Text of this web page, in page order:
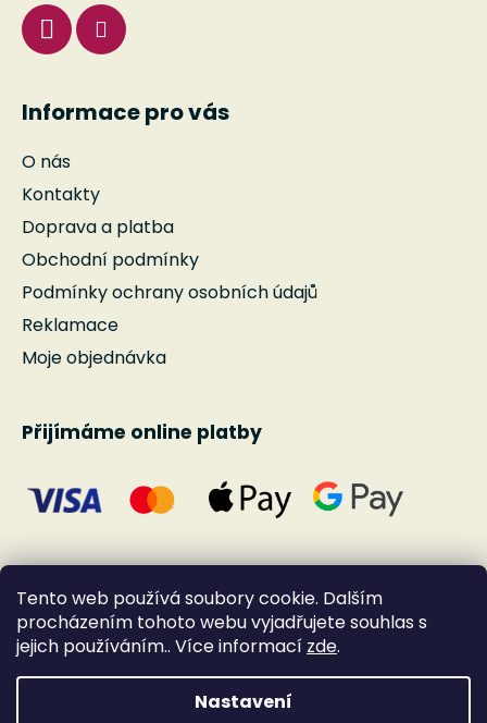
Tento web používá soubory cookie. Dalším
procházením tohoto webu vyjadřujete souhlas s
jejich používáním.. Více informací zde.
Nastavení
Informace pro vás
O nás
Kontakty
Doprava a platba
Obchodní podmínky
Podmínky ochrany osobních údajů
Reklamace
Moje objednávka
Přijímáme online platby